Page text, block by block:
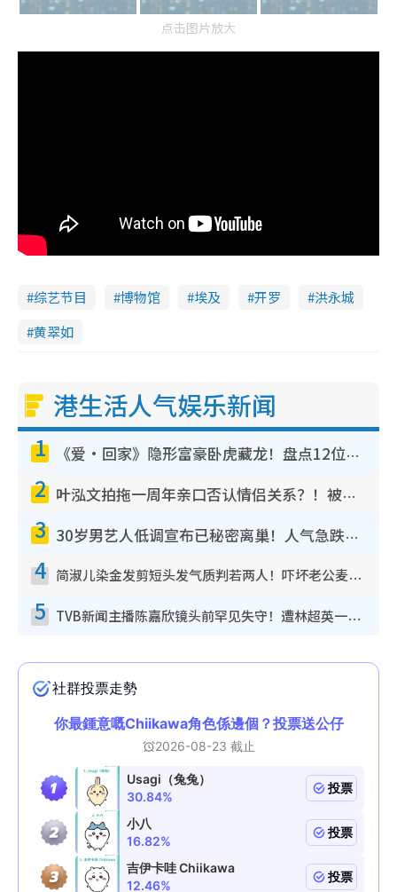
点击图片放大
综艺节目 博物馆 埃及 开罗
洪永城
黄翠如
港生活人气娱乐新闻
1 《爱·回家》隐形富豪卧虎藏龙！盘点12位财气逼人的有钱艺人：这位美女3亿身家不愁做
2 叶泓文拍拖一周年亲口否认情侣关系？！被质疑感情造假竟称GM“普通同事”
3 30岁男艺人低调宣布已秘密离巢！人气急跌变失踪人口：“这几年过得并不容易”
4 简淑儿染金发剪短头发气质判若两人！吓坏老公麦大力都认不出：“你做什么？”
5 TVB新闻主播陈嘉欣镜头前罕见失守！遭林超英一句话突袭吓坏当场大笑